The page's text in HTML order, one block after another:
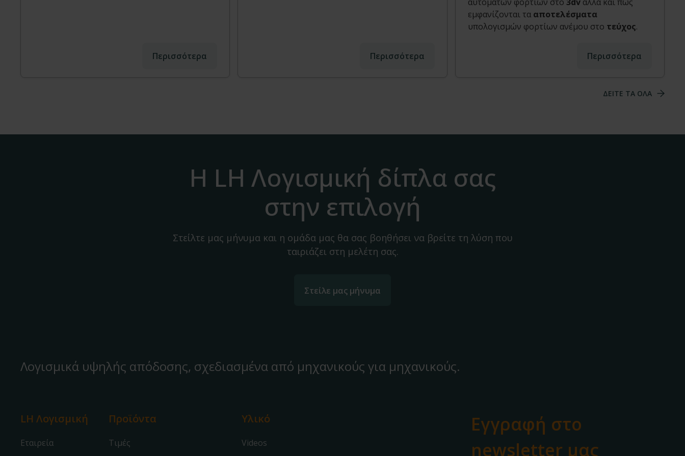
Περισσότερα Περισσότερα
εμφανίζονται τα αποτελέσματα
υπολογισμών φορτίων ανέμου στο τεύχος.
Περισσότερα
ΔΕΙΤΕ ΤΑ ΟΛΑ
Η LH Λογισμική δίπλα σας
στην επιλογή
Στείλτε μας μήνυμα και η ομάδα μας θα σας βοηθήσει να βρείτε τη λύση που
ταιριάζει στη μελέτη σας.
Στείλε μας μήνυμα
Λογισμικά υψηλής απόδοσης, σχεδιασμένα από μηχανικούς για μηχανικούς.
LH Λογισμική
Εταιρεία
Προϊόντα
Τιμές
Υλικό
Videos
Εγγραφή στο
newsletter μας